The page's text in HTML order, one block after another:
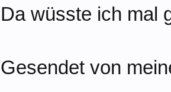
Da wüsste ich mal
Gesendet von